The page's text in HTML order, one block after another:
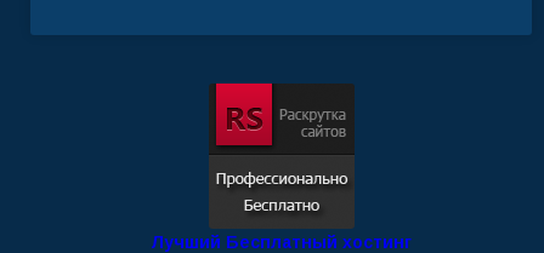
Лучший Бесплатный хостинг